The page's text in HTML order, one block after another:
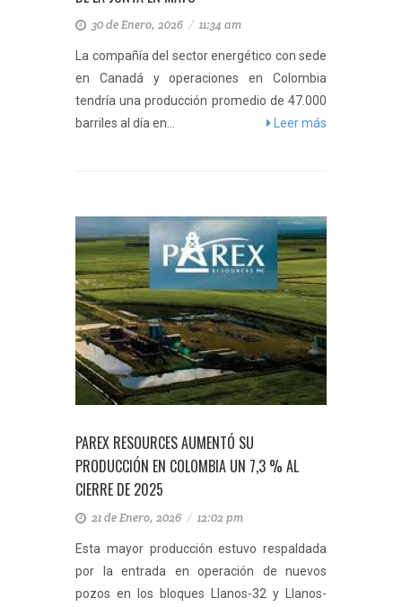
30 de Enero, 2026 / 11:34 am
La compañía del sector energético con sede
en Canadá y operaciones en Colombia
tendría una producción promedio de 47.000
barriles al día en...
Leer más
PAREX RESOURCES AUMENTÓ SU
PRODUCCIÓN EN COLOMBIA UN 7,3 % AL
CIERRE DE 2025
21 de Enero, 2026 / 12:02 pm
Esta mayor producción estuvo respaldada
por la entrada en operación de nuevos
pozos en los bloques Llanos-32 y Llanos-